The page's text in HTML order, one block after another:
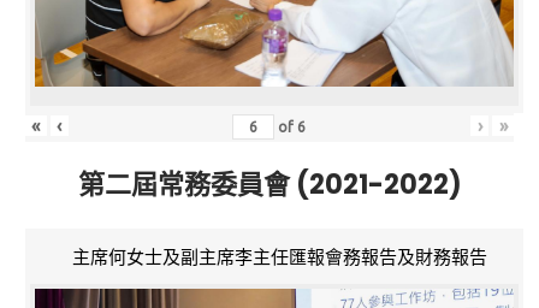
« ‹ of 6 › »
第二屆常務委員會 (2021-2022)
主席何女士及副主席李主任匯報會務報告及財務報告